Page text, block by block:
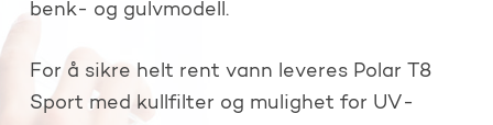
benk- og gulvmodell.
For å sikre helt rent vann leveres Polar T8
Sport med kullfilter og mulighet for UV-